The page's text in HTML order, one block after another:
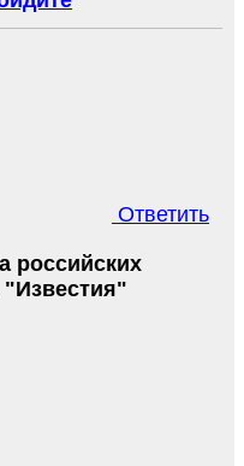
Ответить
российских